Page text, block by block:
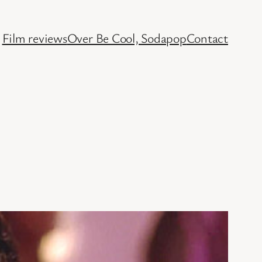
Film reviewsOver Be Cool, SodapopContact